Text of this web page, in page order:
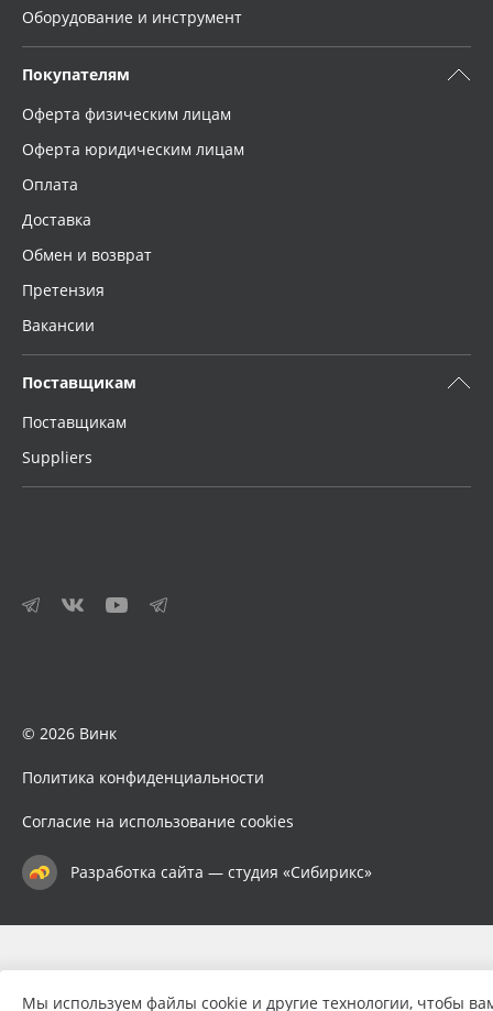
Оборудование и инструмент
Покупателям
Оферта физическим лицам
Оферта юридическим лицам
Оплата
Доставка
Обмен и возврат
Претензия
Вакансии
Поставщикам
Поставщикам
Suppliers
© 2026 Винк
Политика конфиденциальности
Согласие на использование cookies
Разработка сайта — студия «Сибирикс»
Мы используем файлы cookie и другие технологии, чтобы